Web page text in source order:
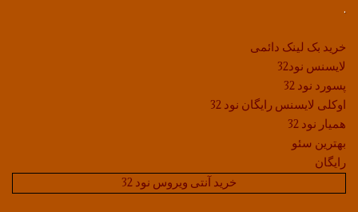
.
خرید بک لینک دائمی
لایسنس نود32
پسورد نود 32
اوکلی لایسنس رایگان نود 32
همیار نود 32
بهترین سئو
رایگان
خرید آنتی ویروس نود 32